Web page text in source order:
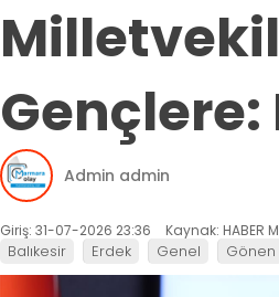
Gençlere:
Admin admin
Giriş: 31-07-2026 23:36 Kaynak: HABER
Balıkesir Erdek Genel Gönen